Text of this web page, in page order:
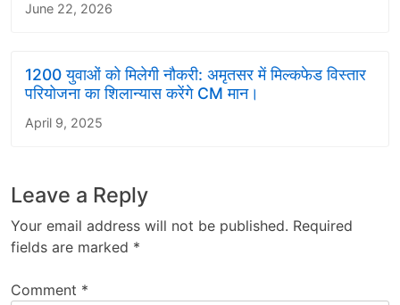
June 22, 2026
1200 युवाओं को मिलेगी नौकरी: अमृतसर में मिल्कफेड विस्तार
परियोजना का शिलान्यास करेंगे CM मान।
April 9, 2025
Leave a Reply
Your email address will not be published. Required
fields are marked *
Comment *